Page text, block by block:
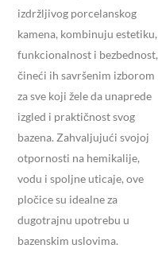
izdržljivog porcelanskog
kamena, kombinuju estetiku,
funkcionalnost i bezbednost,
čineći ih savršenim izborom
za sve koji žele da unaprede
izgled i praktičnost svog
bazena. Zahvaljujući svojoj
otpornosti na hemikalije,
vodu i spoljne uticaje, ove
pločice su idealne za
dugotrajnu upotrebu u
bazenskim uslovima.